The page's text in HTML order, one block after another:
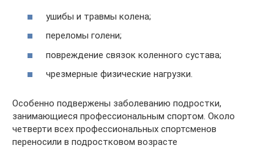
ушибы и травмы колена;
переломы голени;
повреждение связок коленного сустава;
чрезмерные физические нагрузки.
Особенно подвержены заболеванию подростки,
занимающиеся профессиональным спортом. Около
четверти всех профессиональных спортсменов
переносили в подростковом возрасте